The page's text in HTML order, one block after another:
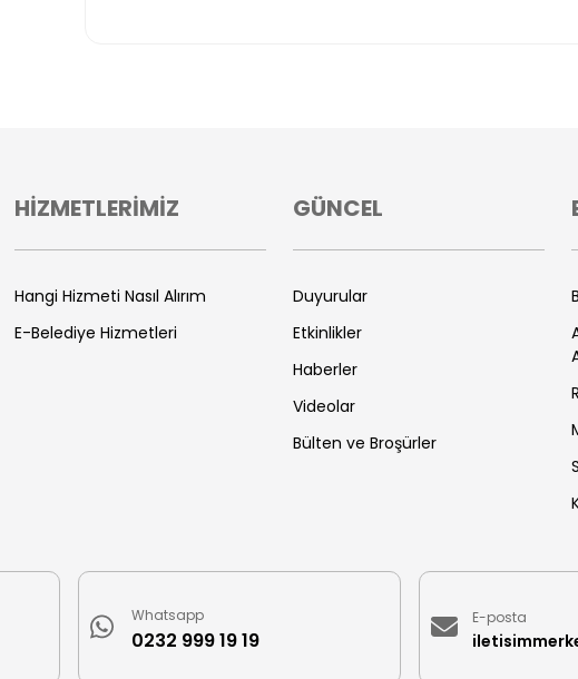
HİZMETLERİMİZ
Hangi Hizmeti Nasıl Alırım
E-Belediye Hizmetleri
GÜNCEL
Duyurular
Etkinlikler
Haberler
Videolar
Bülten ve Broşürler
Whatsapp
0232 999 19 19
E-posta